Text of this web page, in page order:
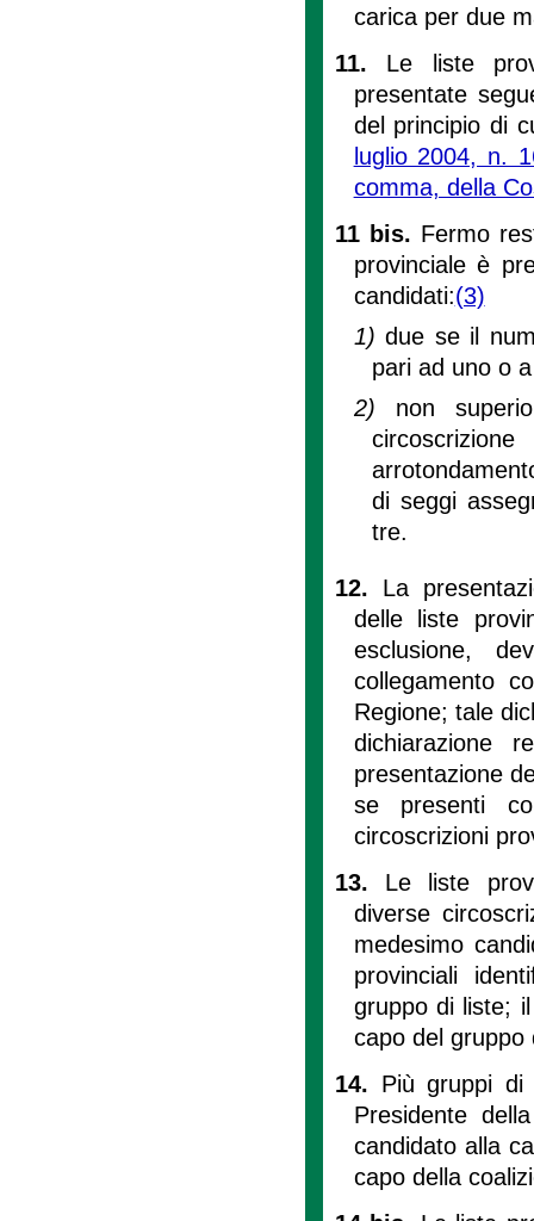
carica per due
11. Le liste
presentate
del principio di
luglio 2004, n.
comma, della
11 bis. Fermo
provinciale è
candidati:(3)
1)due se il
pari ad uno o
2) non
di seggi
tre.
12. La
delle liste
esclusione,
collegamento
Regione; tale
dichiarazione
presentazione
se presenti
circoscrizioni
13. Le liste
diverse
medesimo
provinciali
gruppo di liste;
capo del gruppo
14. Più gruppi di
Presidente
candidato alla
capo della